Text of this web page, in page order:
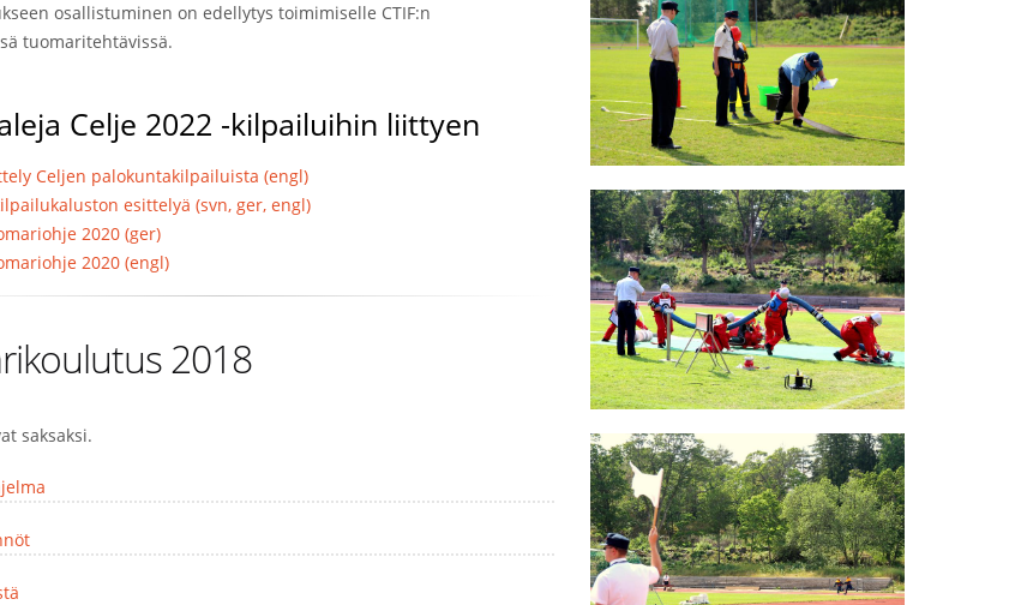
osallistuminen on edellytys toimimiselle CTIF:n
tuomaritehtävissä.
Celje 2022 -kilpailuihin liittyen
Celjen palokuntakilpailuista (engl)
esittelyä (svn, ger, engl)
2020 (ger)
2020 (engl)
2018
saksaksi.